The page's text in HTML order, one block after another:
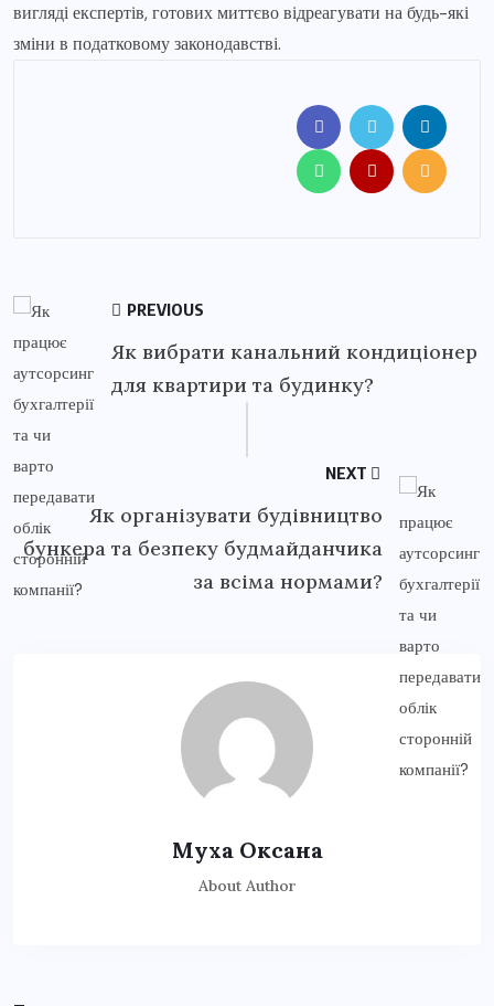
вигляді експертів, готових миттєво відреагувати на будь-які
зміни в податковому законодавстві.
PREVIOUS
Як вибрати канальний кондиціонер
для квартири та будинку?
NEXT
Як організувати будівництво
бункера та безпеку будмайданчика
за всіма нормами?
Муха Оксана
About Author